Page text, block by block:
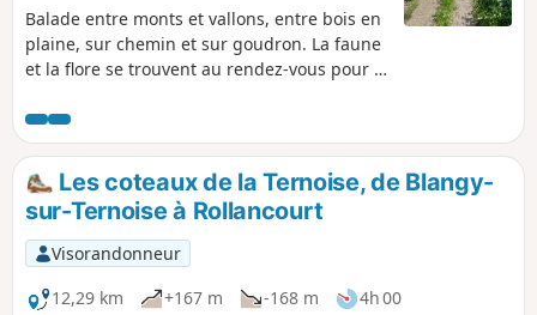
Balade entre monts et vallons, entre bois en
plaine, sur chemin et sur goudron. La faune
et la flore se trouvent au rendez-vous pour le
grimpettes mais rien d'insurmontable.
Les coteaux de la Ternoise, de Blangy-
sur-Ternoise à Rollancourt
Visorandonneur
12,29 km
+167 m -168 m
4h 00